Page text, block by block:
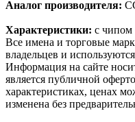
Аналог производителя:
Характеристики: с чипом
Все имена и торговые
владельцев и
Информация на сайте
является публичной
характеристиках, ценах
изменена без